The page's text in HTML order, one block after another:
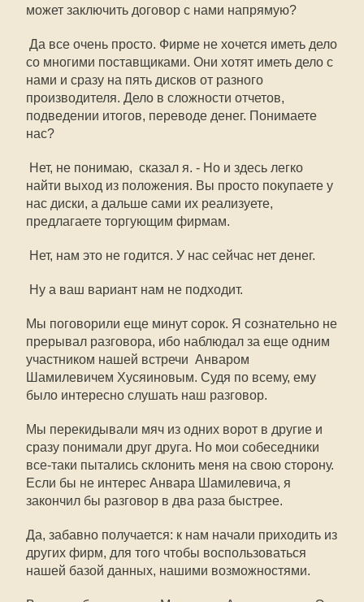
может заключить договор с нами напрямую?
 Да все очень просто. Фирме не хочется иметь дело
со многими поставщиками. Они хотят иметь дело с
нами и сразу на пять дисков от разного
производителя. Дело в сложности отчетов,
подведении итогов, переводе денег. Понимаете
нас?
 Нет, не понимаю,  сказал я. - Но и здесь легко
найти выход из положения. Вы просто покупаете у
нас диски, а дальше сами их реализуете,
предлагаете торгующим фирмам.
 Нет, нам это не годится. У нас сейчас нет денег.
 Ну а ваш вариант нам не подходит.
Мы поговорили еще минут сорок. Я сознательно не
прерывал разговора, ибо наблюдал за еще одним
участником нашей встречи  Анваром
Шамилевичем Хусяиновым. Судя по всему, ему
было интересно слушать наш разговор.
Мы перекидывали мяч из одних ворот в другие и
сразу понимали друг друга. Но мои собеседники
все-таки пытались склонить меня на свою сторону.
Если бы не интерес Анвара Шамилевича, я
закончил бы разговор в два раза быстрее.
Да, забавно получается: к нам начали приходить из
других фирм, для того чтобы воспользоваться
нашей базой данных, нашими возможностями.